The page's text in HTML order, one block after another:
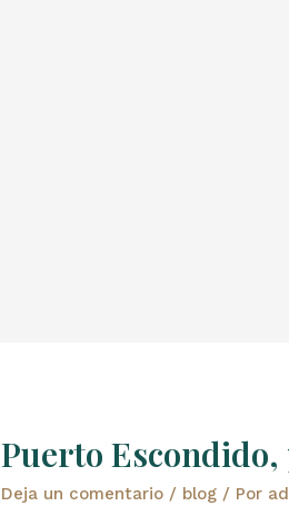
Puerto
Deja un comentario / blog / Por